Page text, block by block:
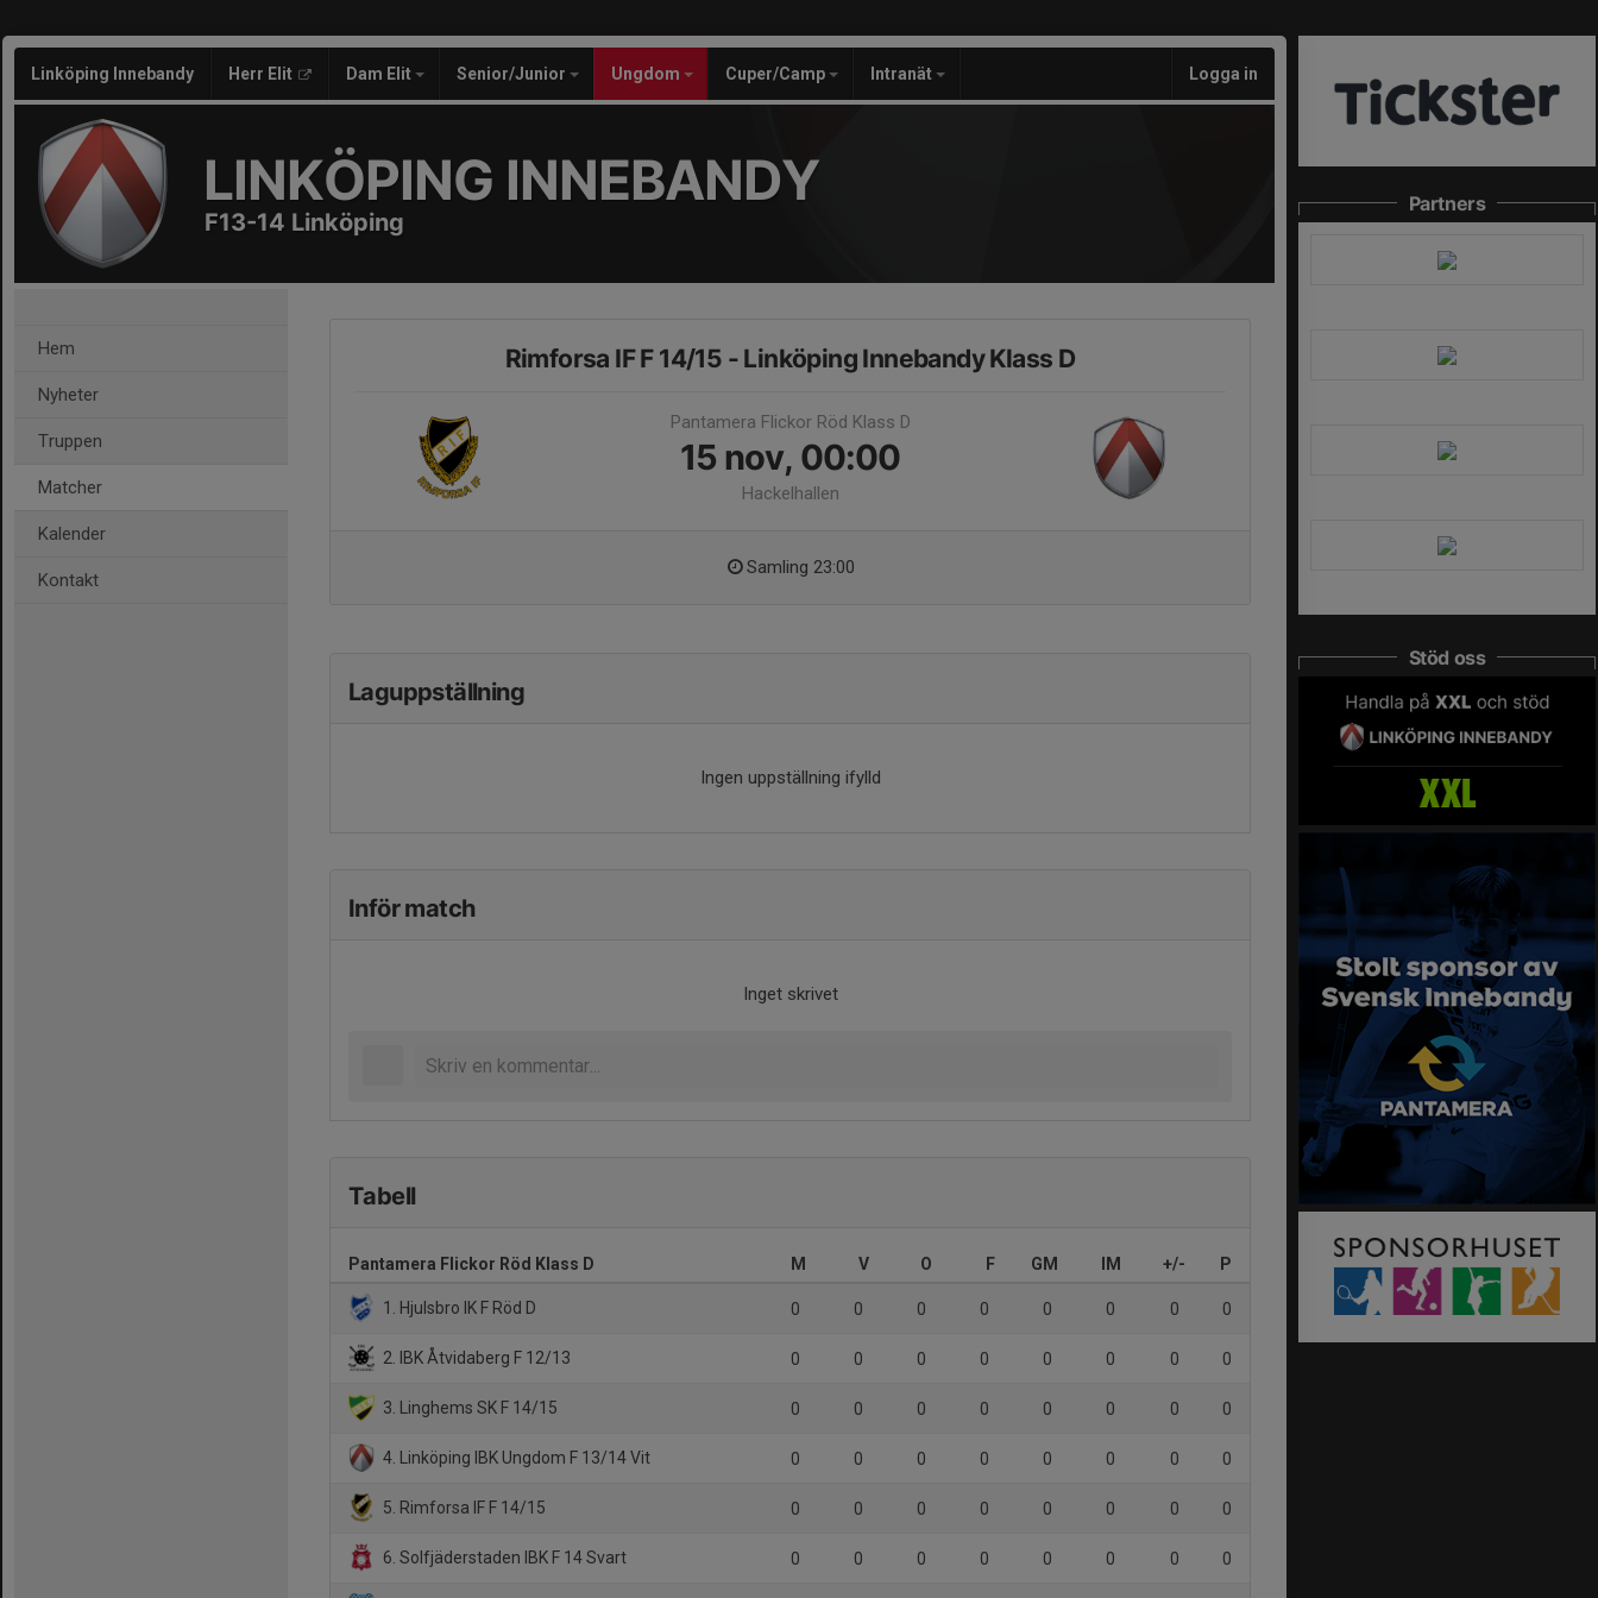
Linköping Innebandy Herr Elit Dam Elit Senior/Junior Ungdom Cuper/Camp Intranät Logga in
LINKÖPING INNEBANDY
F13-14 Linköping
Hem
Nyheter
Truppen
Matcher
Kalender
Kontakt
Rimforsa IF F 14/15 - Linköping Innebandy Klass D
Pantamera Flickor Röd Klass D
15 nov, 00:00
Hackelhallen
Samling 23:00
Laguppställning
Ingen uppställning ifylld
Inför match
Inget skrivet
Tabell
Pantamera Flickor Röd Klass D M V O F GM IM +/- P
1. Hjulsbro IK F Röd D 0 0 0 0 0 0 0 0
2. IBK Åtvidaberg F 12/13 0 0 0 0 0 0 0 0
3. Linghems SK F 14/15 0 0 0 0 0 0 0 0
4. Linköping IBK Ungdom F 13/14 Vit 0 0 0 0 0 0 0 0
5. Rimforsa IF F 14/15 0 0 0 0 0 0 0 0
6. Solfjäderstaden IBK F 14 Svart 0 0 0 0 0 0 0 0
Partners
Stöd oss